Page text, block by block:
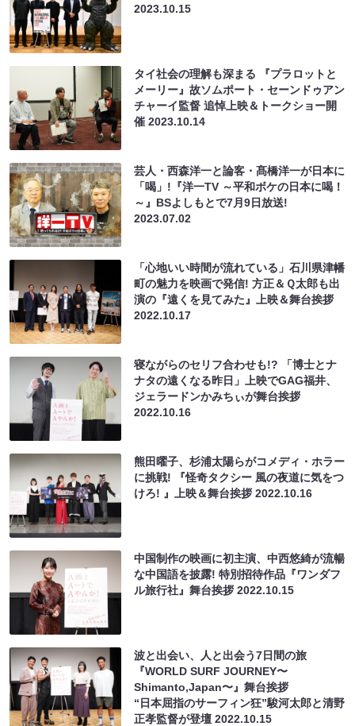
2023.10.15
タイ社会の理解も深まる 『プラロットと
メーリー』故ソムポート・セーンドゥアン
チャーイ監督 追悼上映＆トークショー開
催2023.10.14
芸人・西森洋一と論客・髙橋洋一が日本に
「喝」!『洋一TV ～平和ボケの日本に喝！
～』BSよしもとで7月9日放送!
2023.07.02
「心地いい時間が流れている」石川県津幡
町の魅力を映画で発信! 方正＆Ｑ太郎も出
演の『遠くを見てみた』上映＆舞台挨拶
2022.10.17
寝ながらのセリフ合わせも!? 「博士とナ
ナタの遠くなる昨日」上映でGAG福井、
ジェラードンかみちぃが舞台挨拶
2022.10.16
熊田曜子、杉浦太陽らがコメディ・ホラー
に挑戦! 『怪奇タクシー 風の夜道に気をつ
けろ! 』上映＆舞台挨拶2022.10.16
中国制作の映画に初主演、中西悠綺が流暢
な中国語を披露! 特別招待作品『ワンダフ
ル旅行社』舞台挨拶2022.10.15
波と出会い、人と出会う7日間の旅
『WORLD SURF JOURNEY〜
Shimanto,Japan〜』舞台挨拶
“日本屈指のサーフィン狂”駿河太郎と清野
正孝監督が登壇2022.10.15